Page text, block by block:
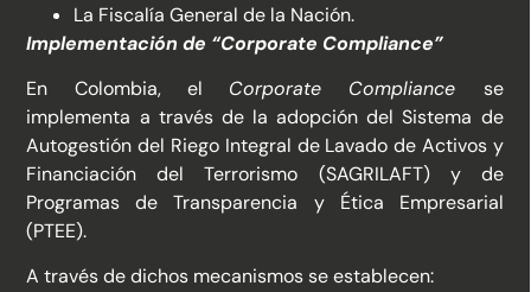
La Fiscalía General de la Nación.
Implementación de “Corporate Compliance”
En Colombia, el Corporate Compliance se
implementa a través de la adopción del Sistema de
Autogestión del Riego Integral de Lavado de Activos y
Financiación del Terrorismo (SAGRILAFT) y de
Programas de Transparencia y Ética Empresarial
(PTEE).
A través de dichos mecanismos se establecen: